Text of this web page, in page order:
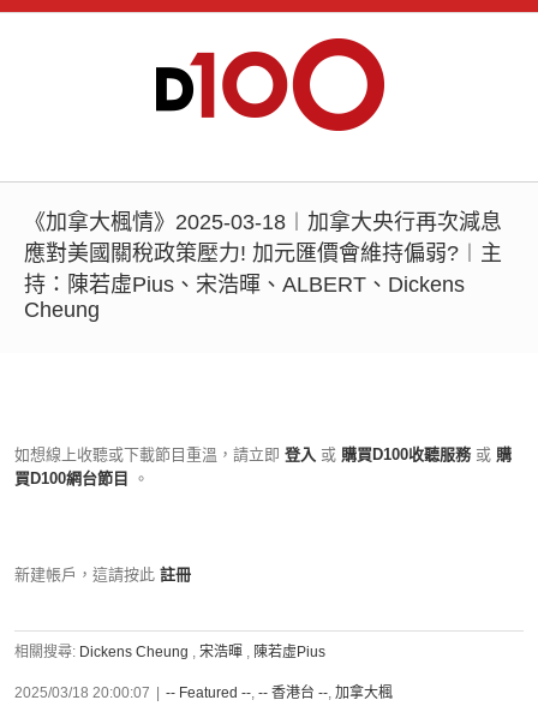
《加拿大楓情》2025-03-18︱加拿大央行再次減息
應對美國關稅政策壓力! 加元匯價會維持偏弱?︱主
持：陳若虛Pius、宋浩暉、ALBERT、Dickens
Cheung
如想線上收聽或下載節目重溫，請立即 登入 或 購買D100收聽服務 或 購
買D100網台節目
。
新建帳戶，這請按此 註冊
相關搜尋: Dickens Cheung , 宋浩暉 , 陳若虛Pius
2025/03/18 20:00:07 -- Featured --, -- 香港台 --, 加拿大楓